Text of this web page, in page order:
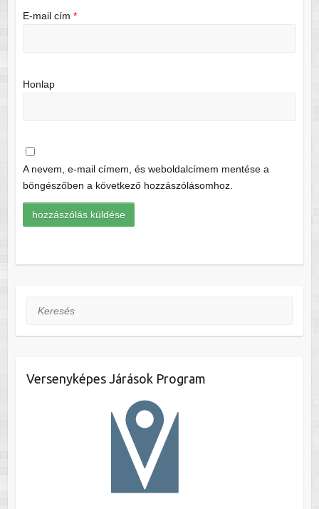
E-mail cím *
Honlap
A nevem, e-mail címem, és weboldalcímem mentése a
böngészőben a következő hozzászólásomhoz.
Keresés
Versenyképes Járások Program